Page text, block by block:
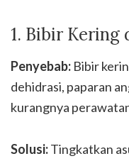
1. Bibir Kering
Penyebab: Bibir
dehidrasi, paparan
kurangnya
Solusi:Tingkatkan